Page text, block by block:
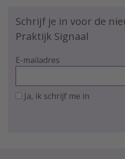
Schrijf je in voor de
Praktijk Signaal
E-mailadres
Ja, ik schrijf me in